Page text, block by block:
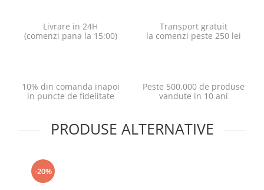
Livrare in 24H
(comenzi pana la 15:00)
Transport gratuit
la comenzi peste 250 lei
10% din comanda inapoi
in puncte de fidelitate
Peste 500.000 de produse
vandute in 10 ani
PRODUSE ALTERNATIVE
-20%